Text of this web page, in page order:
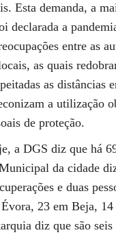
Esta demanda, a
declarada a
entre as
as quais
as distâncias
a utilização
de proteção.
a DGS diz que há
da cidade
e duas
23 em Beja, 14
diz que são seis